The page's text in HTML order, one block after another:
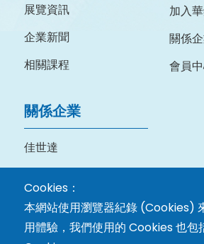
展覽資訊
企業新聞
相關課程
加入
關係
會員
關係企業
佳世達
Cookies：
本網站使用瀏覽器紀錄 (Cookies)
用體驗，我們使用的 Cookies 也包